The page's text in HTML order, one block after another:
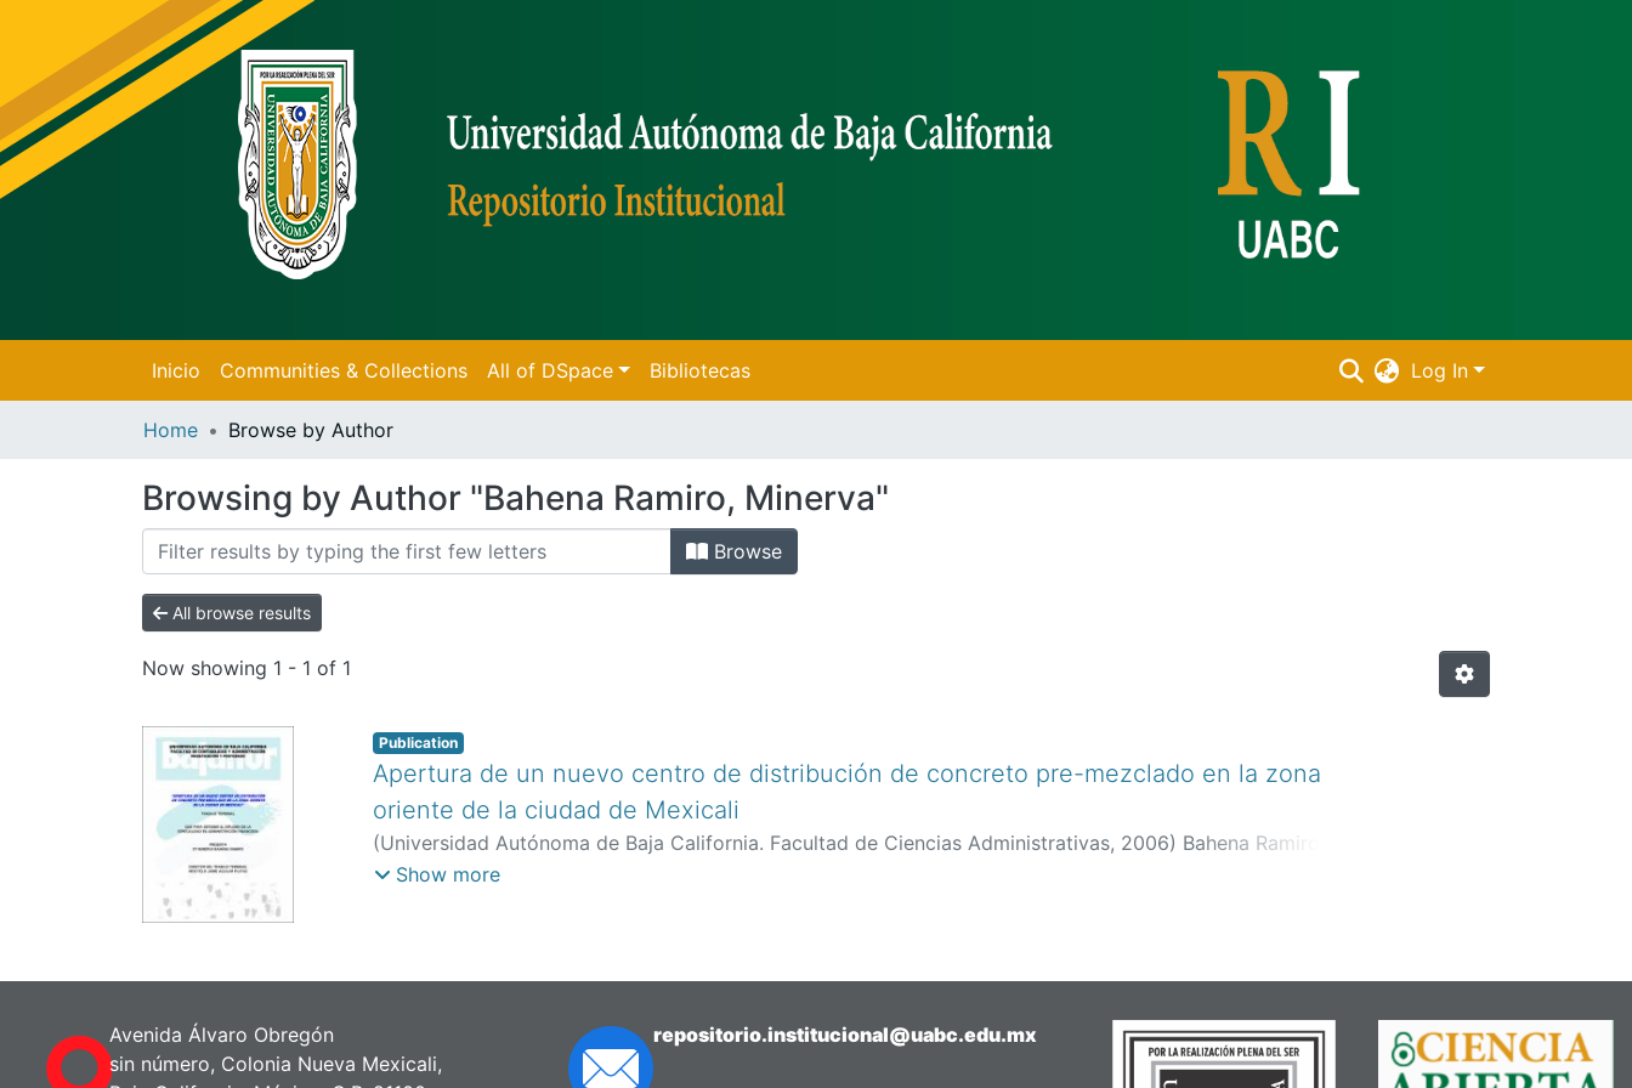
Inicio Communities & Collections All of DSpace Bibliotecas Log In
Home Browse by Author
Browsing by Author "Bahena Ramiro, Minerva"
Browse
All browse results
Now showing 1 - 1 of 1
Publication
Apertura de un nuevo centro de distribución de concreto pre-mezclado en la zona
oriente de la ciudad de Mexicali
(Universidad Autónoma de Baja California. Facultad de Ciencias Administrativas, 2006) Bahena Ramiro,
Minerva;Aguilar Platas,Leonel
Show more
Avenida Álvaro Obregón
sin número, Colonia Nueva Mexicali,
repositorio.institucional@uabc.edu.mx